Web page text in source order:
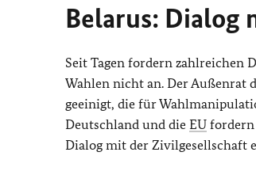
Belarus:
Seit Tagen fordern zahlreichen
Wahlen nicht an. Der Außenrat
geeinigt, die für
Deutschland und die EU fordern
Dialog mit der Zivilgesellschaft